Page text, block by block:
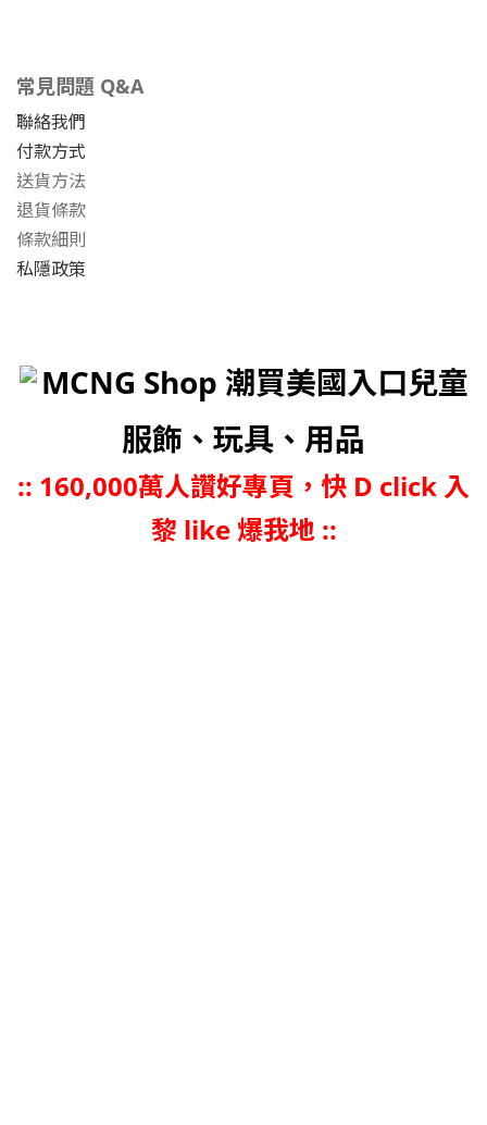
常見問題 Q&A
聯絡我們
付款方式
送貨方法
退貨條款
條款細則
私隱政策
MCNG Shop 潮買美國入口兒童
服飾、玩具、用品
:: 160,000萬人讚好專頁，快 D click 入
黎 like 爆我地 ::